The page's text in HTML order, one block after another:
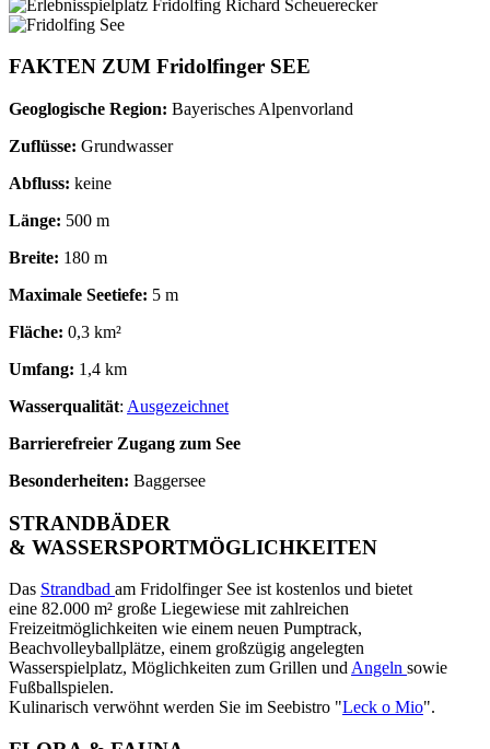
FAKTEN ZUM Fridolfinger SEE
Geoglogische Region: Bayerisches Alpenvorland
Zuflüsse: Grundwasser
Abfluss: keine
Länge: 500 m
Breite: 180 m
Maximale Seetiefe: 5 m
Fläche: 0,3 km²
Umfang: 1,4 km
Wasserqualität: Ausgezeichnet
Barrierefreier Zugang zum See
Besonderheiten: Baggersee
STRANDBÄDER
& WASSERSPORTMÖGLICHKEITEN
Das Strandbad am Fridolfinger See ist kostenlos und bietet
eine 82.000 m² große Liegewiese mit zahlreichen
Freizeitmöglichkeiten wie einem neuen Pumptrack,
Beachvolleyballplätze, einem großzügig angelegten
Wasserspielplatz, Möglichkeiten zum Grillen undAngeln sowie
Fußballspielen.
Kulinarisch verwöhnt werden Sie im Seebistro "Leck o Mio".